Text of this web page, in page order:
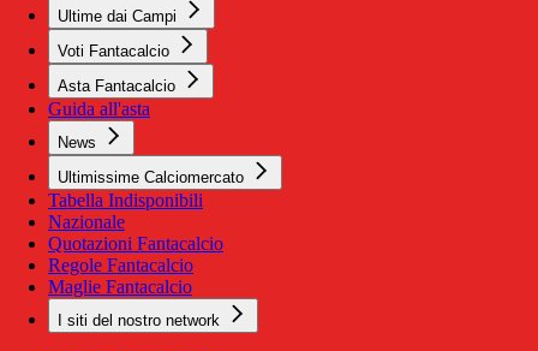
Ultime dai Campi
Voti Fantacalcio
Asta Fantacalcio
Guida all'asta
News
Ultimissime Calciomercato
Tabella Indisponibili
Nazionale
Quotazioni Fantacalcio
Regole Fantacalcio
Maglie Fantacalcio
I siti del nostro network